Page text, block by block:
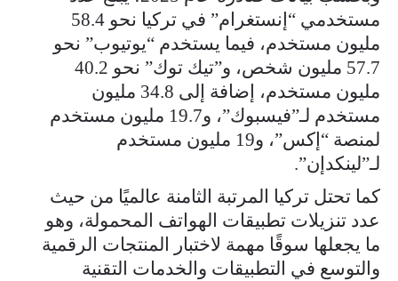
مستخدمي “إنستغرام” في تركيا نحو 58.4
مليون مستخدم، فيما يستخدم “يوتيوب” نحو
57.7 مليون شخص، و”تيك توك” نحو 40.2
مليون مستخدم، إضافة إلى 34.8 مليون
مستخدم لـ”فيسبوك”، و19.7 مليون مستخدم
لمنصة “إكس”، و19 مليون مستخدم
لـ”لينكدإن”.
كما تحتل تركيا المرتبة الثامنة عالميًا من حيث
عدد تنزيلات تطبيقات الهواتف المحمولة، وهو
ما يجعلها سوقًا مهمة لاختبار المنتجات الرقمية
والتوسع في التطبيقات والخدمات التقنية